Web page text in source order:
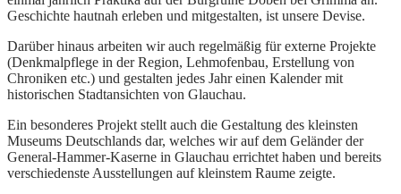
Geschichte hautnah erleben und mitgestalten, ist unsere Devise.
Darüber hinaus arbeiten wir auch regelmäßig für externe Projekte
(Denkmalpflege in der Region, Lehmofenbau, Erstellung von
Chroniken etc.) und gestalten jedes Jahr einen Kalender mit
historischen Stadtansichten von Glauchau.
Ein besonderes Projekt stellt auch die Gestaltung des kleinsten
Museums Deutschlands dar, welches wir auf dem Geländer der
General-Hammer-Kaserne in Glauchau errichtet haben und bereits
verschiedenste Ausstellungen auf kleinstem Raume zeigte.